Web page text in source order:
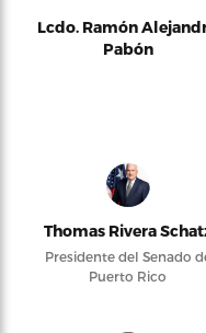
Lcdo. Ramón
Pabón
Thomas Rivera
Presidente del Senado
Puerto Rico